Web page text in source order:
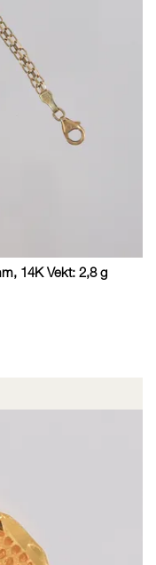
14K Vekt: 2,8 g